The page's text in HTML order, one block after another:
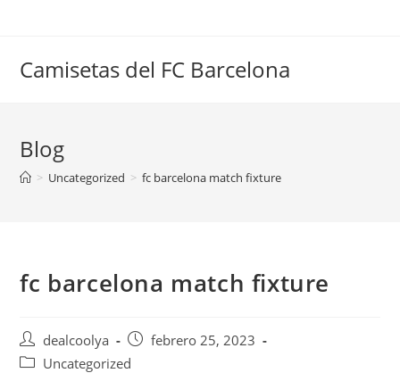
Camisetas del FC Barcelona
Blog
> Uncategorized > fc barcelona match fixture
fc barcelona match fixture
Autor
de
dealcoolya
Publicación
de
febrero 25, 2023
Categoría
Uncategorized